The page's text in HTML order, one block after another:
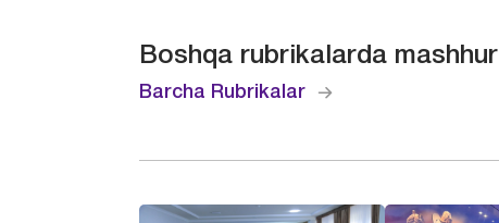
Boshqa rubrikalarda mashhur
Barcha Rubrikalar